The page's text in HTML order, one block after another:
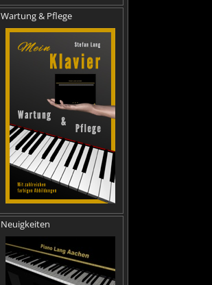
Wartung & Pflege
Neuigkeiten